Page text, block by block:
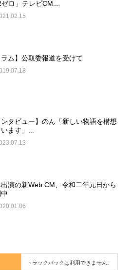
ロ」テレビCM...
ラム】公取委報道を受けて
ンタビュー】のん「新しい物語を構想
います」...
演の新Web CM、令和二年元日から
トラックバックは利用できません。